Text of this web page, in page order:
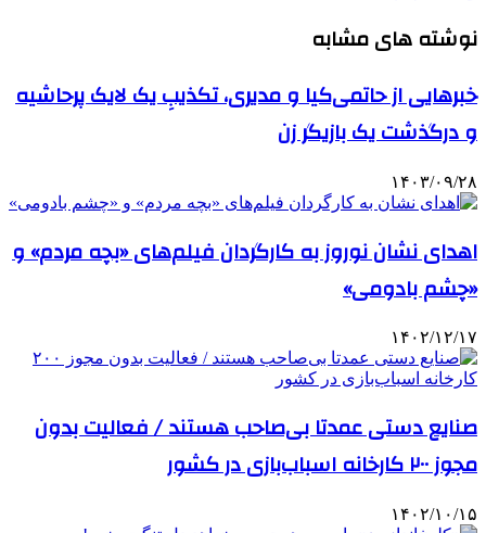
نوشته های مشابه
خبرهایی از حاتمی‌کیا و مدیری، تکذیبِ یک لایک پرحاشیه
و درگذشت یک بازیگر زن
۱۴۰۳/۰۹/۲۸
اهدای نشان نوروز به کارگردان‌ فیلم‌های «بچه مردم» و
«چشم بادومی»
۱۴۰۲/۱۲/۱۷
صنایع دستی عمدتا بی‌صاحب هستند / فعالیت بدون
مجوز ۲۰۰ کارخانه اسباب‌بازی در کشور
۱۴۰۲/۱۰/۱۵